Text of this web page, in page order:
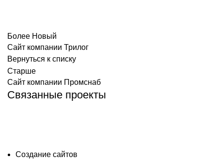
Более Новый
Сайт компании Трилог
Вернуться к списку
Старше
Сайт компании Промснаб
Связанные проекты
Создание сайтов